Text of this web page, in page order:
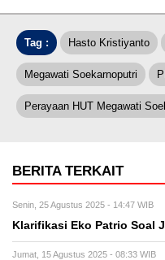
Tag : Hasto Kristiyanto
Megawati Soekarnoputri
Perayaan HUT Megawati
BERITA TERKAIT
Senin, 25 Agustus 2025 - 14:47 WIB
Klarifikasi Eko Patrio Soal
Jumat, 15 Agustus 2025 - 08:33 WIB